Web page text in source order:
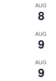
AUG
8
AUG
9
AUG
9